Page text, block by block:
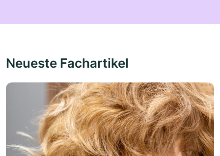
Neueste Fachartikel